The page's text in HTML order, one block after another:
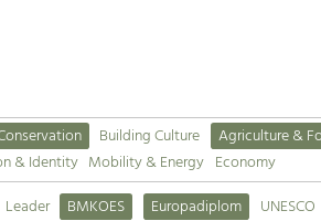
Building Culture Agriculture &
& Identity Mobility & Energy Economy
Leader BMKOES Europadiplom UNESCO